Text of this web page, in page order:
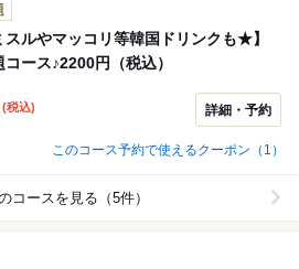
スルやマッコリ等韓国ドリンクも★】
ース♪2200円（税込）
(税込) 詳細・予約
このコース予約で使えるクーポン（1）
コースを見る（5件）